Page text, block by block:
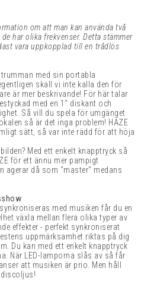
om att man kan använda två
har olika frekvenser. Detta stämmer
vara uppkopplad till en trådlös
med sin portabla
skall vi inte kalla den för
är mer beskrivande! För här talar
med en 1" diskant och
Så vill du spela för umgänget
så är det inga problem! HAZE
sätt, så var inte rädd för att höja
Med ett enkelt knapptryck så
för ett ännu mer pampigt
agerar då som "master" medans
med musiken får du en
växla mellan flera olika typer av
effekter - perfekt synkroniserat
uppmärksamhet riktas på dig
Du kan med ett enkelt knapptryck
När LED-lamporna slås av så får
att musiken är prio. Men håll